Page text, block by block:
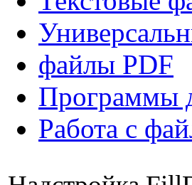
файлы PDF
Программы
Работа с